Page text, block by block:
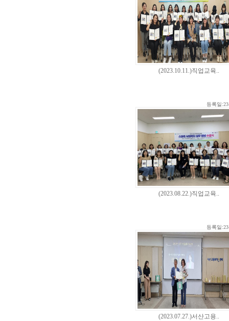
(2023.10.11.)직업교육..
등록일
(2023.08.22.)직업교육..
등록일
(2023.07.27.)서산고용..